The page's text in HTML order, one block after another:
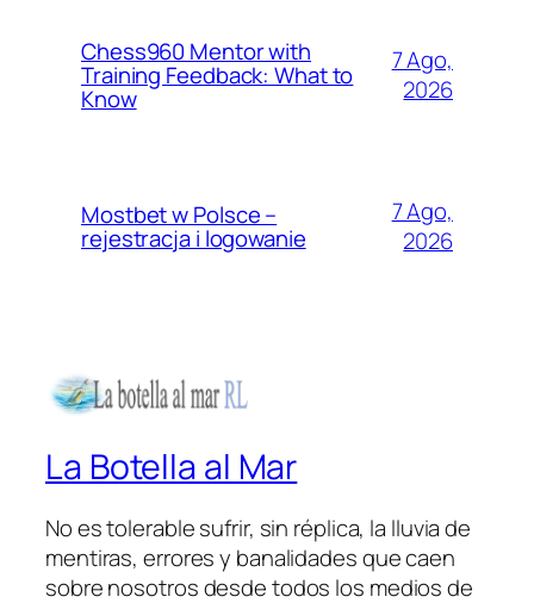
Chess960 Mentor with
Training Feedback: What to
Know
7 Ago,
2026
Mostbet w Polsce –
rejestracja i logowanie
7 Ago,
2026
La Botella al Mar
No es tolerable sufrir, sin réplica, la lluvia de
mentiras, errores y banalidades que caen
sobre nosotros desde todos los medios de